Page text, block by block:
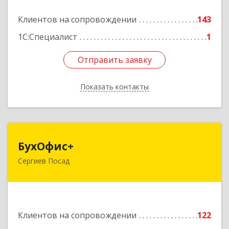
Клиентов на сопровождении
143
1С:Специалист
1
Отправить заявку
Показать контакты
Отправить заявку
Назад
БухОфис+
Сергиев Посад
Клиентов на сопровождении
122
141304, Московская обл, Сергиево-Посадский
Подробнее